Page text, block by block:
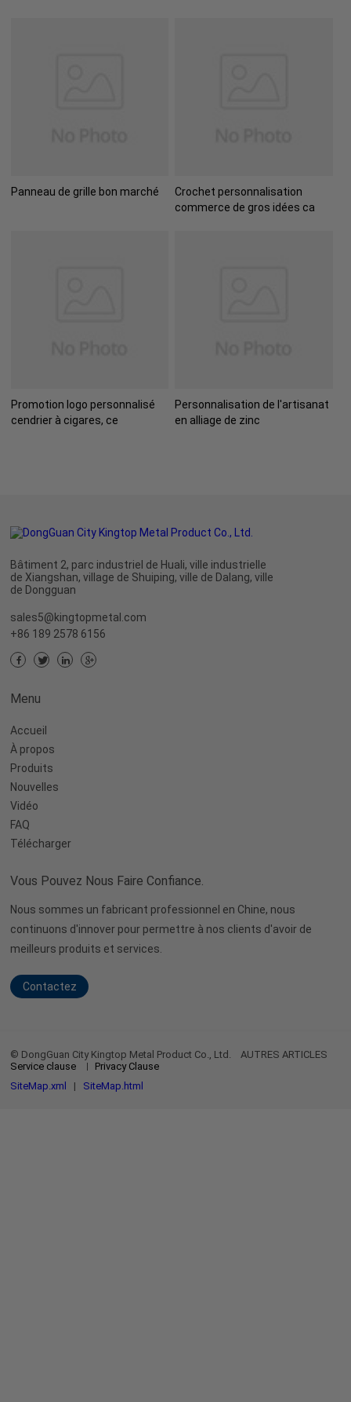
Panneau de grille bon marché
Crochet personnalisation
commerce de gros idées ca
Promotion logo personnalisé
cendrier à cigares, ce
Personnalisation de l'artisanat
en alliage de zinc
Bâtiment 2, parc industriel de Huali, ville industrielle
de Xiangshan, village de Shuiping, ville de Dalang, ville
de Dongguan
sales5@kingtopmetal.com
+86 189 2578 6156
Menu
Accueil
À propos
Produits
Nouvelles
Vidéo
FAQ
Télécharger
Vous Pouvez Nous Faire Confiance.
Nous sommes un fabricant professionnel en Chine, nous
continuons d'innover pour permettre à nos clients d'avoir de
meilleurs produits et services.
Contactez
© DongGuan City Kingtop Metal Product Co., Ltd. AUTRES ARTICLES
Service clause
Privacy Clause
SiteMap.xml
| SiteMap.html